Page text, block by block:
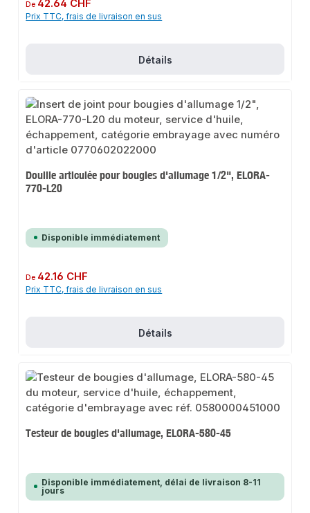
De 42.64 CHF
Prix TTC, frais de livraison en sus
Détails
Douille articulée pour bougies d'allumage 1/2", ELORA-
770-L20
Disponible immédiatement
Prix régulier :
De 42.16 CHF
Prix TTC, frais de livraison en sus
Détails
Testeur de bougies d'allumage, ELORA-580-45
Disponible immédiatement, délai de livraison 8-11
jours